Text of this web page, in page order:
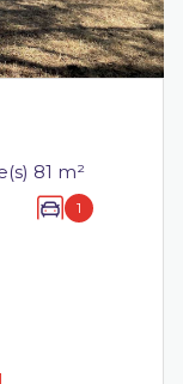
Maison 3 pièce(s) 2 chambre(s) 81 m²
1